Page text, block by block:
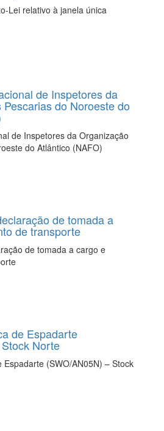
Lei relativo à janela única
de Inspetores da
do Noroeste do
de Inspetores da Organização
do Atlântico (NAFO)
de tomada a
de transporte
de tomada a cargo e
de Espadarte
Norte
(SWO/AN05N) – Stock